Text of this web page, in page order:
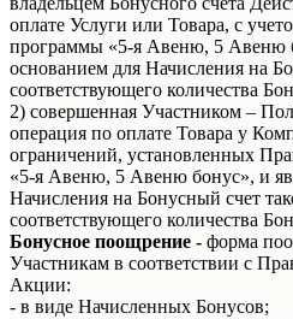
оплате Услуги или Товара, с
программы «5-я Авеню, 5 Авеню
основанием для Начисления на
соответствующего количества
2) совершенная Участником –
операция по оплате Товара у
ограничений, установленных
«5-я Авеню, 5 Авеню бонус», и
Начисления на Бонусный счет
соответствующего количества
Бонусное поощрение - форма
Участникам в соответствии с
Акции:
- в виде Начисленных Бонусов;